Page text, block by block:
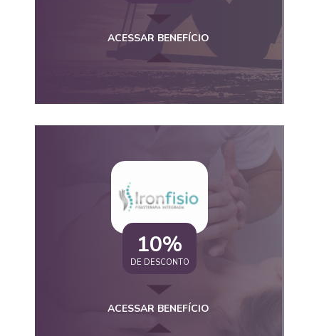
ACESSAR BENEFÍCIO
10%
DE DESCONTO
ACESSAR BENEFÍCIO